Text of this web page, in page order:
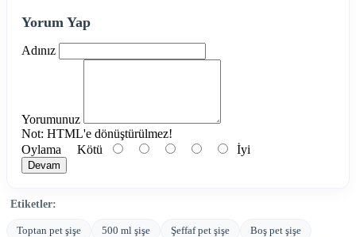
Yorum Yap
Adınız
Yorumunuz
Not: HTML'e dönüştürülmez!
Oylama Kötü İyi
Devam
Etiketler:
Toptan pet şişe 500 ml şişe Şeffaf pet şişe
Boş pet şişe